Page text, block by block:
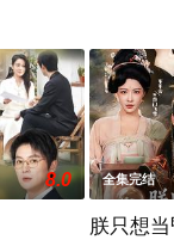
8.0 全集完结
朕只想